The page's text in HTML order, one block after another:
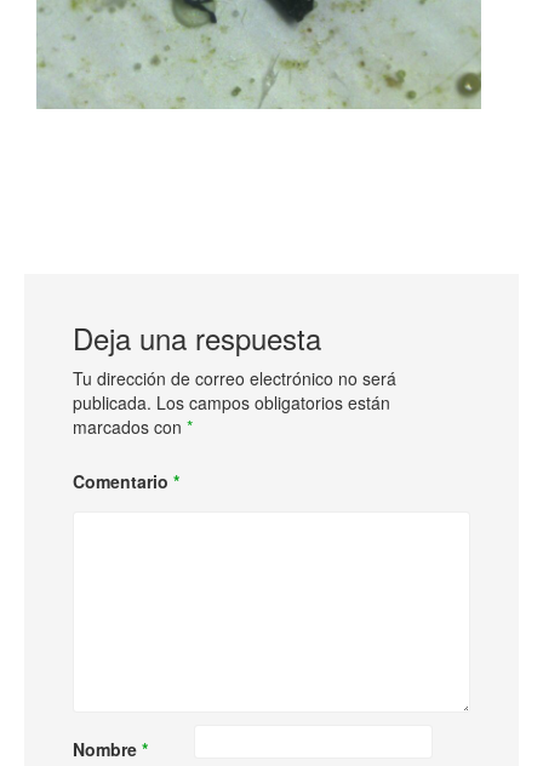
Deja una respuesta
Tu dirección de correo electrónico no será
publicada. Los campos obligatorios están
marcados con *
Comentario *
Nombre *